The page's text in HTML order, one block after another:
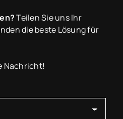
Teilen Sie uns Ihr
die beste Lösung für
Nachricht!